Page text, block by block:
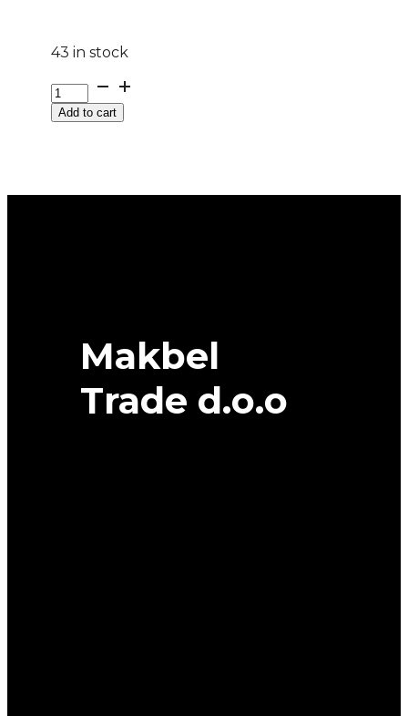
43 in stock
225/45
R
17Add to cart
Makbel
Trade d.o.o